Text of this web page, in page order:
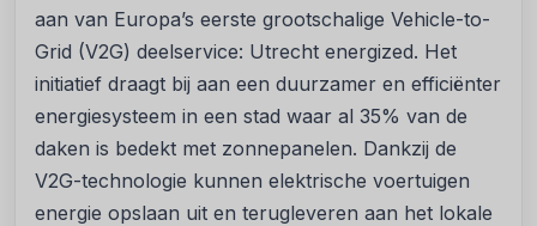
aan van Europa’s eerste grootschalige Vehicle-to-
Grid (V2G) deelservice: Utrecht energized. Het
initiatief draagt bij aan een duurzamer en efficiënter
energiesysteem in een stad waar al 35% van de
daken is bedekt met zonnepanelen. Dankzij de
V2G-technologie kunnen elektrische voertuigen
energie opslaan uit en terugleveren aan het lokale